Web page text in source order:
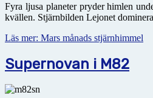
Fyra ljusa planeter pryder himlen
kvällen. Stjärnbilden Lejonet
Läs mer: Mars månads stjärnhimmel
Supernovan i M82